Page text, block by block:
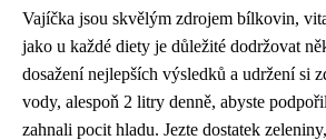
Vajíčka jsou skvělým zdrojem bílkovin,
jako u každé diety je důležité dodržovat
dosažení nejlepších výsledků a udržení si
vody, alespoň 2 litry denně, abyste
zahnali pocit hladu. Jezte dostatek